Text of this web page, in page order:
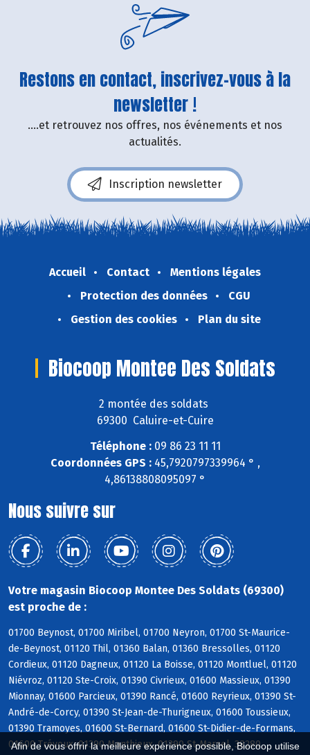
Afin de vous offrir la meilleure expérience possible, Biocoop utilise
Restons en contact, inscrivez-vous à la
newsletter !
....et retrouvez nos offres, nos événements et nos
actualités.
Inscription newsletter
Accueil Contact
Mentions légales
Protection des données
CGU
Gestion des cookies
Plan du site
Biocoop Montee Des Soldats
2 montée des soldats
69300 Caluire-et-Cuire
Téléphone :09 86 23 11 11
Coordonnées GPS :45,7920797339964 ° ,
4,86138808095097 °
Nous suivre sur
Votre magasin Biocoop Montee Des Soldats (69300)
est proche de :
01700 Beynost, 01700 Miribel, 01700 Neyron, 01700 St-Maurice-
de-Beynost, 01120 Thil, 01360 Balan, 01360 Bressolles, 01120
Cordieux, 01120 Dagneux, 01120 La Boisse, 01120 Montluel, 01120
Niévroz, 01120 Ste-Croix, 01390 Civrieux, 01600 Massieux, 01390
Mionnay, 01600 Parcieux, 01390 Rancé, 01600 Reyrieux, 01390 St-
André-de-Corcy, 01390 St-Jean-de-Thurigneux, 01600 Toussieux,
01390 Tramoyes, 01600 St-Bernard, 01600 St-Didier-de-Formans,
01600 Trévoux, 01390 Monthieux, 01390 St-Marcel, 38280